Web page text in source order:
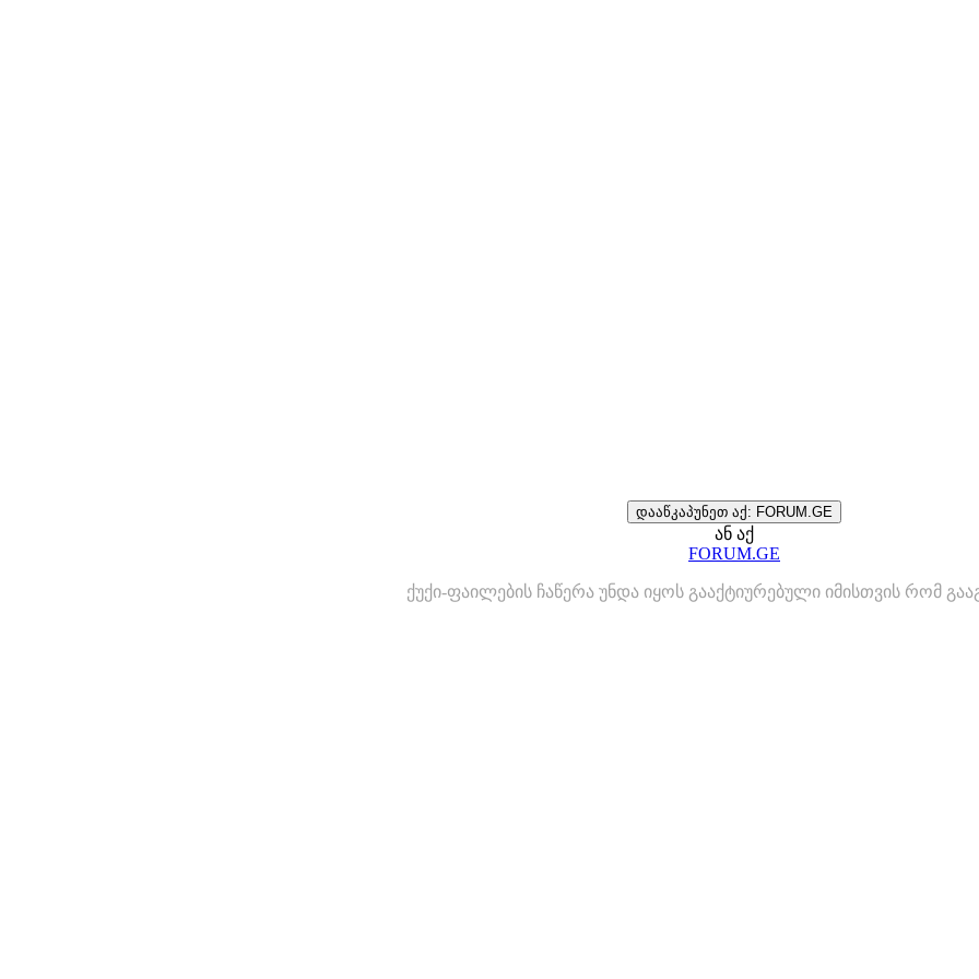
დააწკაპუნეთ აქ: FORUM.GE
ან აქ
FORUM.GE
ქუქი-ფაილების ჩაწერა უნდა იყოს გააქტიურებული იმისთვის რომ